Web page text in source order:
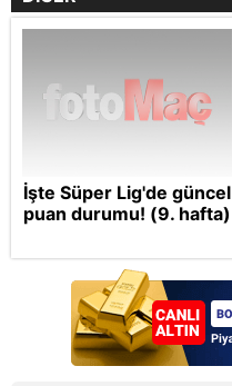
İşte Süper Lig'de güncel
puan durumu! (9. hafta)